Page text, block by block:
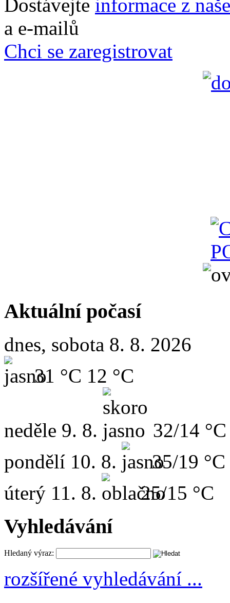
Dostávejte informace z
a e-mailů
Chci se zaregistrovat
Aktuální počasí
dnes, sobota 8. 8. 2026
31 °C 12 °C
neděle 9. 8.
32/14 °C
pondělí 10. 8.
35/19 °C
úterý 11. 8. 25/15 °C
Vyhledávání
Hledaný výraz:
rozšířené vyhledávání ...